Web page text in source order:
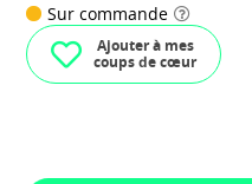
Sur commande
Ajouter à mes
coups de cœur